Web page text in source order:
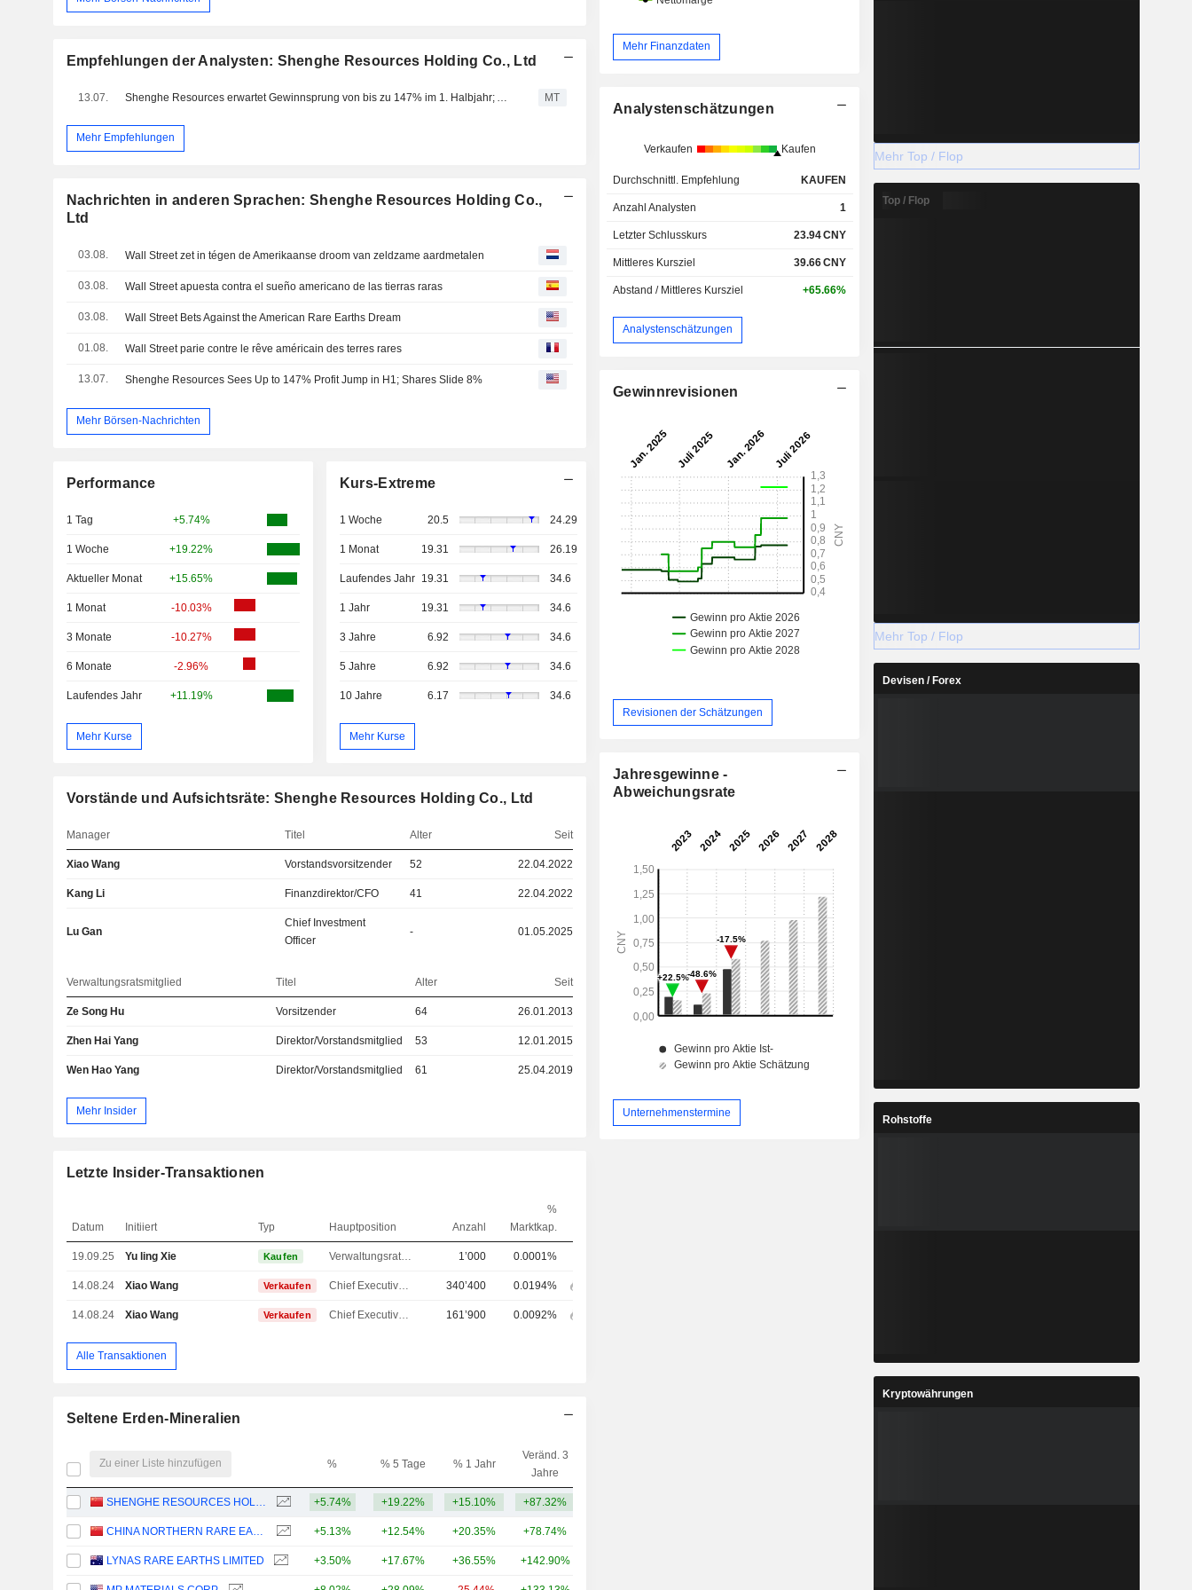
Empfehlungen der Analysten: Shenghe Resources Holding Co., Ltd
13.07. MT
Mehr Empfehlungen
Nachrichten in anderen Sprachen: Shenghe Resources Holding Co.,
Ltd
03.08. Wall Street zet in tégen de Amerikaanse droom van zeldzame aardmetalen
03.08. Wall Street apuesta contra el sueño americano de las tierras raras
03.08. Wall Street Bets Against the American Rare Earths Dream
01.08. Wall Street parie contre le rêve américain des terres rares
13.07. Shenghe Resources Sees Up to 147% Profit Jump in H1; Shares Slide 8%
Mehr Börsen-Nachrichten
Performance
1 Tag +5.74%
1 Woche +19.22%
Aktueller Monat +15.65%
1 Monat -10.03%
3 Monate -10.27%
6 Monate -2.96%
Laufendes Jahr +11.19%
Mehr Kurse
Kurs-Extreme
1 Woche 20.5 24.29
1 Monat 19.31 26.19
Laufendes Jahr 19.31 34.6
1 Jahr 19.31 34.6
3 Jahre 6.92 34.6
5 Jahre 6.92 34.6
10 Jahre 6.17 34.6
Mehr Kurse
Vorstände und Aufsichtsräte: Shenghe Resources Holding Co., Ltd
Manager Titel Alter Seit
Xiao Wang Vorstandsvorsitzender 52 22.04.2022
Kang Li Finanzdirektor/CFO 41 22.04.2022
Lu Gan
Chief Investment
Officer
- 01.05.2025
Verwaltungsratsmitglied Titel Alter Seit
Ze Song Hu Vorsitzender 64 26.01.2013
Zhen Hai Yang Direktor/Vorstandsmitglied 53 12.01.2015
Wen Hao Yang Direktor/Vorstandsmitglied 61 25.04.2019
Mehr Insider
Letzte Insider-Transaktionen
Datum Initiiert Typ Hauptposition Anzahl
%
Marktkap.
19.09.25 Yu ling Xie Kaufen Verwaltungsratsmitglied 1’000 0.0001%
14.08.24 Xiao Wang Verkaufen Chief Executive Officer (CEO) 340’400 0.0194%
14.08.24 Xiao Wang Verkaufen Chief Executive Officer (CEO) 161’900 0.0092%
Alle Transaktionen
Seltene Erden-Mineralien
Zu einer Liste hinzufügen % % 5 Tage % 1 Jahr
Veränd. 3
Jahre
+5.74% +19.22% +15.10% +87.32%
+5.13% +12.54% +20.35% +78.74%
LYNAS RARE EARTHS LIMITED +3.50% +17.67% +36.55% +142.90%
Mehr Finanzdaten
Analystenschätzungen
Verkaufen Kaufen
Durchschnittl. Empfehlung KAUFEN
Anzahl Analysten 1
Letzter Schlusskurs 23.94CNY
Mittleres Kursziel 39.66CNY
Abstand / Mittleres Kursziel +65.66%
Analystenschätzungen
Gewinnrevisionen
Revisionen der Schätzungen
Jahresgewinne -
Abweichungsrate
Unternehmenstermine
Mehr Top / Flop
Top / Flop
Mehr Top / Flop
Devisen / Forex
Rohstoffe
Kryptowährungen